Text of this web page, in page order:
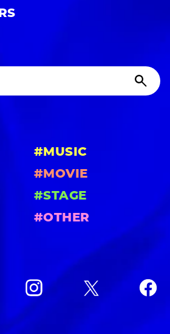
#MUSIC
#MOVIE
#STAGE
#OTHER